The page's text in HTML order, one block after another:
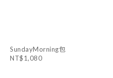
SundayMorning包
NT$1,080